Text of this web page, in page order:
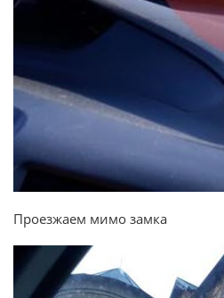
Проезжаем мимо замка